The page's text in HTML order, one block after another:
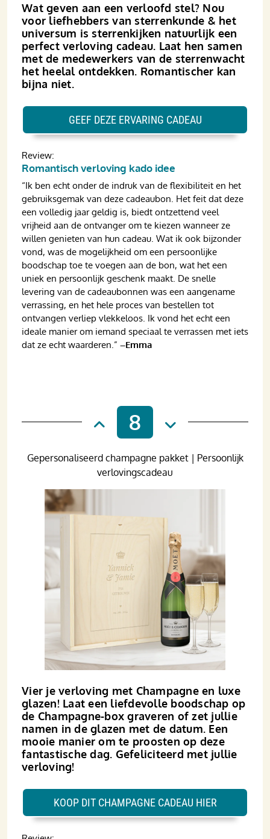
Wat geven aan een verloofd stel? Nou
voor liefhebbers van sterren­kunde & het
universum is sterren­kijken natuurlijk een
perfect verloving cadeau. Laat hen samen
met de medewerkers van de sterrenwacht
het heelal ontdekken. Romantischer kan
bijna niet.
Review:
Romantisch verloving kado idee
“Ik ben echt onder de indruk van de flexibiliteit en het
gebruiksgemak van deze cadeaubon. Het feit dat deze
een volledig jaar geldig is, biedt ontzettend veel
vrijheid aan de ontvanger om te kiezen wanneer ze
willen genieten van hun cadeau. Wat ik ook bijzonder
vond, was de mogelijkheid om een persoonlijke
boodschap toe te voegen aan de bon, wat het een
uniek en persoonlijk geschenk maakt. De snelle
levering van de cadeaubonnen was een aangename
verrassing, en het hele proces van bestellen tot
ontvangen verliep vlekkeloos. Ik vond het echt een
ideale manier om iemand speciaal te verrassen met iets
dat ze echt waarderen.” –Emma
GEEF DEZE ERVARING CADEAU
8
Vier je verloving met Champagne en luxe
glazen! Laat een liefdevolle boodschap op
de Champagne-box graveren of zet jullie
namen in de glazen met de datum. Een
mooie manier om te proosten op deze
fantastische dag. Gefeliciteerd met jullie
verloving!
Gepersonaliseerd champagne pakket | Persoonlijk
verlovingscadeau
KOOP DIT CHAMPAGNE CADEAU HIER